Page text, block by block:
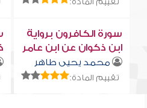
سورة الكافرون برواية
ابن ذكوان عن ابن عامر
محمد يحيى طاهر
تقييم المادة: